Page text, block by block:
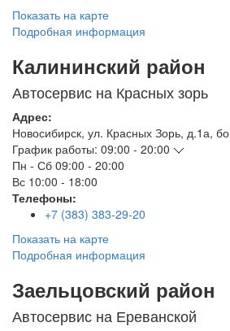
Показать на карте
Подробная информация
Калининский район
Автосервис на Красных зорь
Адрес:
Новосибирск, ул. Красных Зорь, д.1а,
График работы: 09:00 - 20:00
Пн - Сб 09:00 - 20:00
Вс 10:00 - 18:00
Телефоны:
+7 (383) 383-29-20
Показать на карте
Подробная информация
Заельцовский район
Автосервис на Ереванской